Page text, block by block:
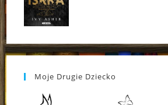
Moje Drugie Dziecko